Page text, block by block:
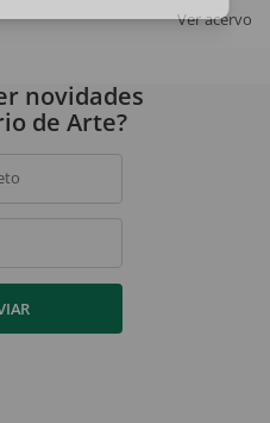
Ver acervo
novidades
de Arte?